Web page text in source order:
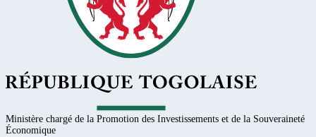
Ministère chargé de la Promotion des Investissements et de la Souveraineté
Économique